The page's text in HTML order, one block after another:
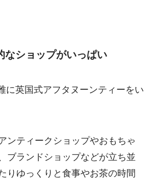
なショップがいっぱい
ンティークショップやおもちゃ
ブランドショップなどが立ち並
りゆっくりと食事やお茶の時間